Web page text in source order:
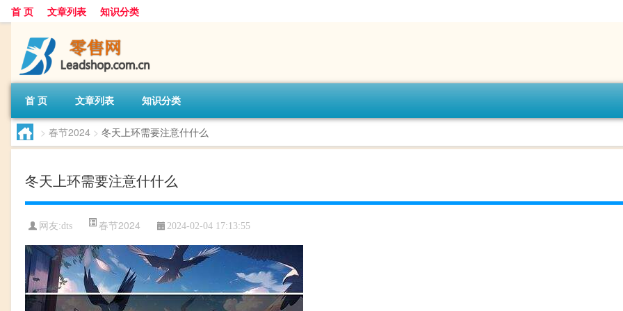
首 页 文章列表 知识分类
首 页 文章列表 知识分类
> 春节2024 > 冬天上环需要注意什什么
冬天上环需要注意什什么
网友:dts 春节2024 2024-02-04 17:13:55